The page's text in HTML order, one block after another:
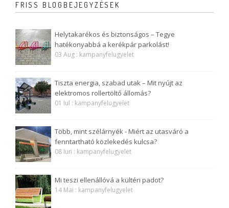
FRISS BLOGBEJEGYZÉSEK
Helytakarékos és biztonságos – Tegye
hatékonyabbá a kerékpár parkolást!
03 Aug : kampanyfelugyelet
Tiszta energia, szabad utak – Mit nyújt az
elektromos rollertöltő állomás?
01 Iul : kampanyfelugyelet
Több, mint szélárnyék - Miért az utasváró a
fenntartható közlekedés kulcsa?
08 Iun : kampanyfelugyelet
Mi teszi ellenállóvá a kültéri padot?
14 Mai : kampanyfelugyelet